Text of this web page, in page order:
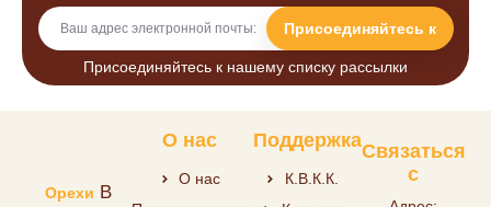
Присоединяйтесь к нашему списку рассылки
Присоединяйтесь к
Орехи В
О нас
О нас
Поддержка
К.В.К.К.
Связаться
с